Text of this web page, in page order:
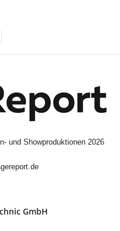
und Showproduktionen 2026
GmbH